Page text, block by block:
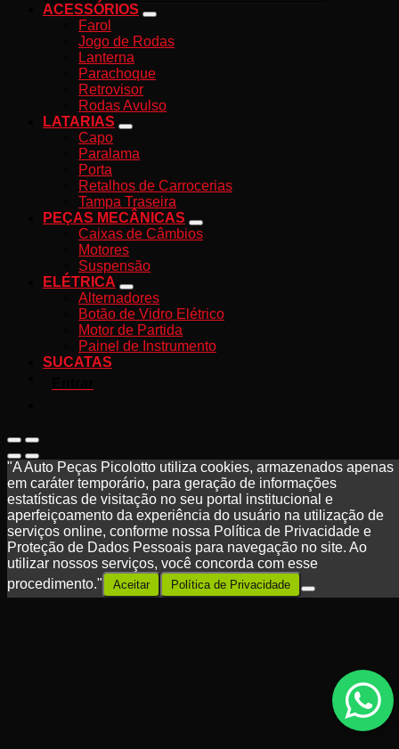
ACESSÓRIOS
Farol
Jogo de Rodas
Lanterna
Parachoque
Retrovisor
Rodas Avulso
LATARIAS
Capo
Paralama
Porta
Retalhos de Carrocerias
Tampa Traseira
PEÇAS MECÂNICAS
Caixas de Câmbios
Motores
Suspensão
ELÉTRICA
Alternadores
Botão de Vidro Elétrico
Motor de Partida
Painel de Instrumento
SUCATAS
"A Auto Peças Picolotto utiliza cookies, armazenados apenas
em caráter temporário, para geração de informações
estatísticas de visitação no seu portal institucional e
aperfeiçoamento da experiência do usuário na utilização de
serviços online, conforme nossa Política de Privacidade e
Proteção de Dados Pessoais para navegação no site. Ao
utilizar nossos serviços, você concorda com esse
procedimento."
Aceitar Política de Privacidade